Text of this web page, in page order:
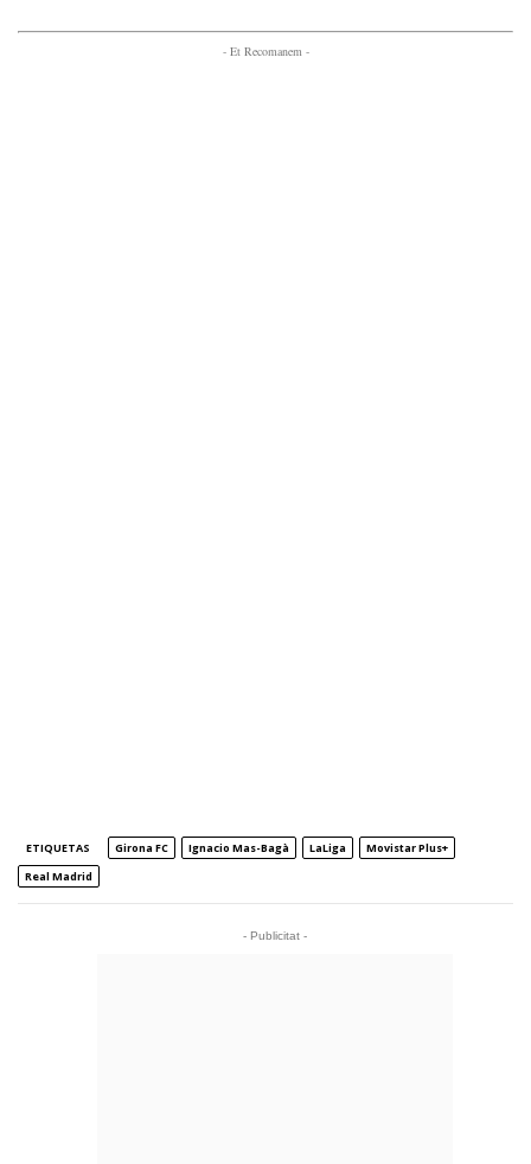
- Et Recomanem -
ETIQUETAS Girona FC Ignacio Mas-Bagà LaLiga
Movistar Plus+
Real Madrid
- Publicitat -